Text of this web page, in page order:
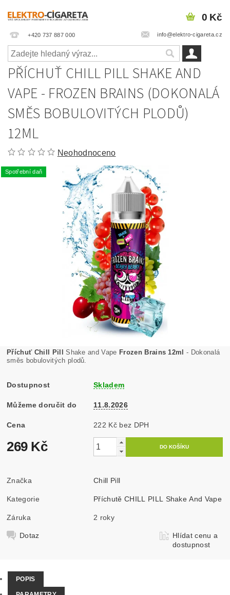
+420 737 887 000 info@elektro-cigareta.cz
0 Kč
PŘÍCHUŤ CHILL PILL SHAKE AND
VAPE - FROZEN BRAINS (DOKONALÁ
SMĚS BOBULOVITÝCH PLODŮ)
12ML
Neohodnoceno
Spotřební daň
Příchuť Chill Pill Shake and Vape Frozen Brains 12ml - Dokonalá
směs bobulovitých plodů.
Dostupnost Skladem
Můžeme doručit do 11.8.2026
Cena 222 Kč bez DPH
269 Kč
Značka Chill Pill
Kategorie Příchutě CHILL PILL Shake And Vape
Záruka 2 roky
Dotaz
Hlídat cenu a
dostupnost
POPIS